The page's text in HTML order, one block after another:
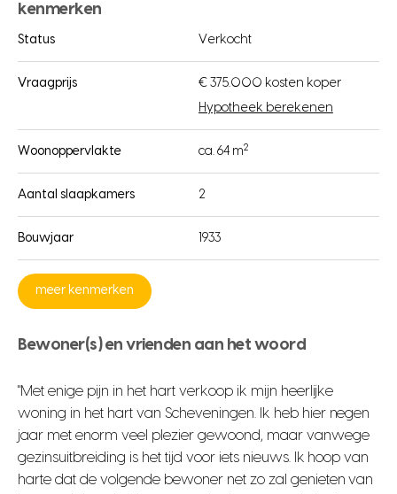
kenmerken
Status Verkocht
Vraagprijs
€ 375.000 kosten koper
Hypotheek berekenen
Woonoppervlakte ca. 64 m2
Aantal slaapkamers 2
Bouwjaar 1933
meer kenmerken
Bewoner(s) en vrienden aan het woord
"Met enige pijn in het hart verkoop ik mijn heerlijke
woning in het hart van Scheveningen. Ik heb hier negen
jaar met enorm veel plezier gewoond, maar vanwege
gezinsuitbreiding is het tijd voor iets nieuws. Ik hoop van
harte dat de volgende bewoner net zo zal genieten van